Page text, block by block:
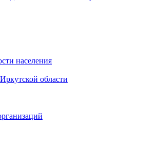
населения
области